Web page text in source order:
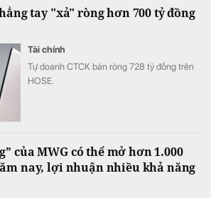
tay "xả" ròng hơn 700 tỷ đồng
Tài chính
Tự doanh CTCK bán ròng 728 tỷ đồng trên
HOSE.
của MWG có thể mở hơn 1.000
nay, lợi nhuận nhiều khả năng